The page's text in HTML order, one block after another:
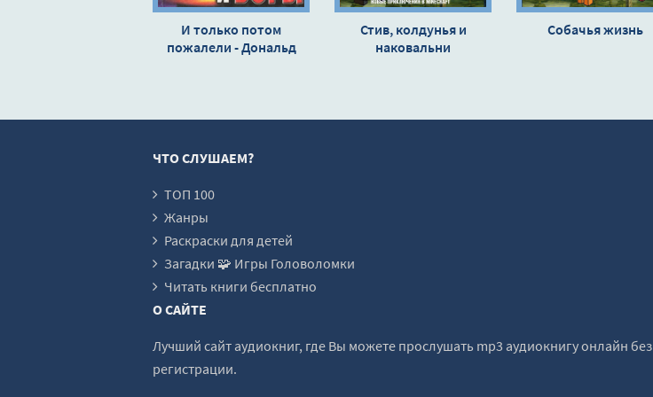
И только потом
пожалели - Дональд
Стив, колдунья и
наковальни
Собачья жизнь
ЧТО СЛУШАЕМ?
ТОП 100
Жанры
Раскраски для детей
Загадки 🧩 Игры Головоломки
Читать книги бесплатно
О САЙТЕ
Лучший сайт аудиокниг, где Вы можете прослушать mp3 аудиокнигу онлайн без
регистрации.